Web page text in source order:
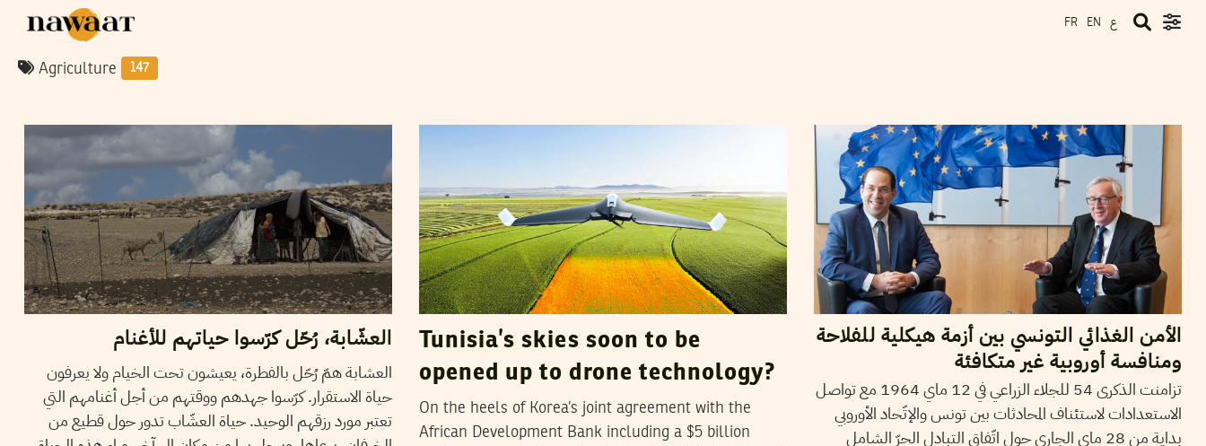
FR EN ع
Agriculture 147
العشّابة، رُحّل كرّسوا حياتهم للأغنام
العشابة همّ رُحّل بالفطرة، يعيشون تحت الخيام ولا يعرفون
حياة الاستقرار. كرّسوا جهدهم ووقتهم من أجل أغنامهم التي
تعتبر مورد رزقهم الوحيد. حياة العشّاب تدور حول قطيع من
Tunisia’s skies soon to be
opened up to drone technology?
On the heels of Korea’s joint agreement with the
African Development Bank including a $5 billion
الأمن الغذائي التونسي بين أزمة هيكلية للفلاحة
ومنافسة أوروبية غير متكافئة
تزامنت الذكرى 54 للجلاء الزراعي في 12 ماي 1964 مع تواصل
الاستعدادات لاستئناف المحادثات بين تونس والإتّحاد الأوروبي
بداية من 28 ماي الجاري حول اتّفاق التبادل الحرّ الشامل